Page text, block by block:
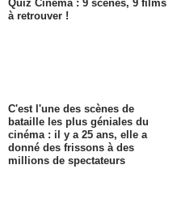
Quiz Cinéma : 9 scènes, 9 films
à retrouver !
C'est l'une des scènes de
bataille les plus géniales du
cinéma : il y a 25 ans, elle a
donné des frissons à des
millions de spectateurs